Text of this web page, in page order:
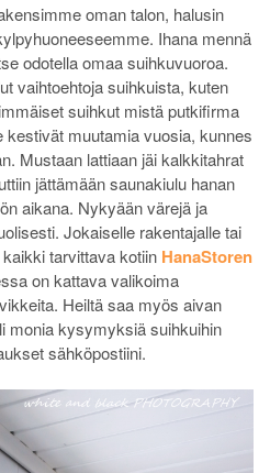
oman talon, halusin
Ihana mennä
odotella omaa suihkuvuoroa.
vaihtoehtoja suihkuista, kuten
suihkut mistä putkifirma
muutamia vuosia, kunnes
Mustaan lattiaan jäi kalkkitahrat
jättämään saunakiulu hanan
aikana. Nykyään värejä ja
Jokaiselle rakentajalle tai
tarvittava kotiin HanaStoren
on kattava valikoima
Heiltä saa myös aivan
monia kysymyksiä suihkuihin
sähköpostiini.